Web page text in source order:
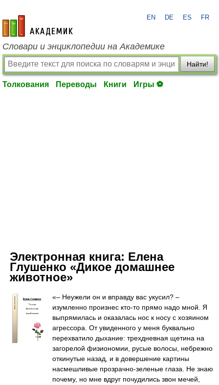
academic.ru
EN DE ES FR
Словари и энциклопедии на Академике
Найти!
Толкования Переводы Книги Игры ⚽
Электронная книга: Елена
Глушенко «Дикое домашнее
животное»
«– Неужели он и вправду вас укусил? –
изумленно произнес кто-то прямо надо мной. Я
выпрямилась и оказалась нос к носу с хозяином
агрессора. От увиденного у меня буквально
перехватило дыхание: трехдневная щетина на
загорелой физиономии, русые волосы, небрежно
откинутые назад, и в довершение картины
насмешливые прозрачно-зеленые глаза. Не знаю
почему, но мне вдруг почудились звон мечей,